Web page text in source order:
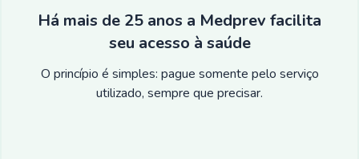
Há mais de 25 anos a Medprev facilita
seu acesso à saúde
O princípio é simples: pague somente pelo serviço
utilizado, sempre que precisar.